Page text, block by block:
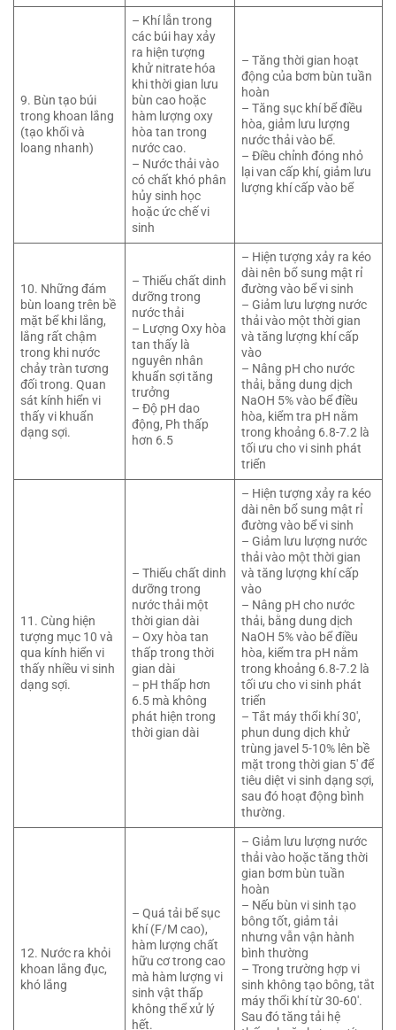
9. Bùn tạo búi
trong khoan lắng
(tạo khối và
loang nhanh)
– Khí lẫn trong
các búi hay xảy
ra hiện tượng
khử nitrate hóa
khi thời gian lưu
bùn cao hoặc
hàm lượng oxy
hòa tan trong
nước cao.
– Nước thải vào
có chất khó phân
hủy sinh học
hoặc ức chế vi
sinh
– Tăng thời gian hoạt
động của bơm bùn tuần
hoàn
– Tăng sục khí bể điều
hòa, giảm lưu lượng
nước thải vào bể.
– Điều chỉnh đóng nhỏ
lại van cấp khí, giảm lưu
lượng khí cấp vào bể
10. Những đám
bùn loang trên bề
mặt bể khi lắng,
lắng rất chậm
trong khi nước
chảy tràn tương
đối trong. Quan
sát kính hiển vi
thấy vi khuẩn
dạng sợi.
– Thiếu chất dinh
dưỡng trong
nước thải
– Lượng Oxy hòa
tan thấy là
nguyên nhân
khuẩn sợi tăng
trưởng
– Độ pH dao
động, Ph thấp
hơn 6.5
– Hiện tượng xảy ra kéo
dài nên bổ sung mật rỉ
đường vào bể vi sinh
– Giảm lưu lượng nước
thải vào một thời gian
và tăng lượng khí cấp
vào
– Nâng pH cho nước
thải, bằng dung dịch
NaOH 5% vào bể điều
hòa, kiểm tra pH nằm
trong khoảng 6.8-7.2 là
tối ưu cho vi sinh phát
triển
11. Cùng hiện
tượng mục 10 và
qua kính hiển vi
thấy nhiều vi sinh
dạng sợi.
– Thiếu chất dinh
dưỡng trong
nước thải một
thời gian dài
– Oxy hòa tan
thấp trong thời
gian dài
– pH thấp hơn
6.5 mà không
phát hiện trong
thời gian dài
– Hiện tượng xảy ra kéo
dài nên bổ sung mật rỉ
đường vào bể vi sinh
– Giảm lưu lượng nước
thải vào một thời gian
và tăng lượng khí cấp
vào
– Nâng pH cho nước
thải, bằng dung dịch
NaOH 5% vào bể điều
hòa, kiểm tra pH nằm
trong khoảng 6.8-7.2 là
tối ưu cho vi sinh phát
triển
– Tắt máy thổi khí 30′,
phun dung dịch khử
trùng javel 5-10% lên bề
mặt trong thời gian 5′ để
tiêu diệt vi sinh dạng sợi,
sau đó hoạt động bình
thường.
12. Nước ra khỏi
khoan lắng đục,
khó lắng
– Quá tải bể sục
khí (F/M cao),
hàm lượng chất
hữu cơ trong cao
mà hàm lượng vi
sinh vật thấp
không thể xử lý
hết.
– Giảm lưu lượng nước
thải vào hoặc tăng thời
gian bơm bùn tuần
hoàn
– Nếu bùn vi sinh tạo
bông tốt, giảm tải
nhưng vẫn vận hành
bình thường
– Trong trường hợp vi
sinh không tạo bông, tắt
máy thổi khí từ 30-60′.
Sau đó tăng tải hệ